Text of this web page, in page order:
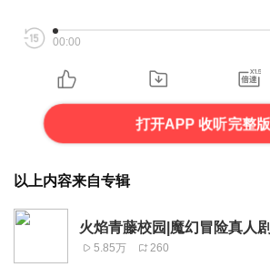
00:00
打开APP 收听完整版
以上内容来自专辑
火焰青藤校园|魔幻冒险真人剧
5.85万 260